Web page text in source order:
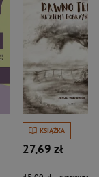
KSIĄŻKA
27,69 zł